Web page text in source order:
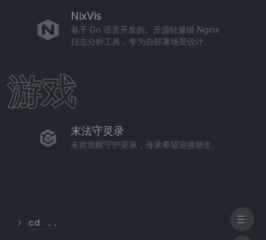
NixVis
基于 Go 语言开发的、开源轻量级 Nginx
日志分析工具，专为自部署场景设计。
游戏
末法守灵录
末世觉醒守护灵泉，传承希望迎接新生。
> cd ..